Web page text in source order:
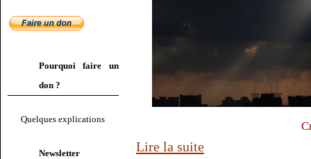
Pourquoi faire un
don ?
Quelques explications
Newsletter Lire la suite